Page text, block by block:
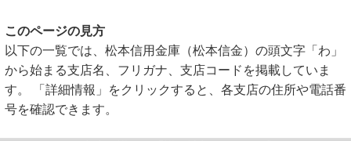
このページの見方
以下の一覧では、松本信用金庫（松本信金）の頭文字「わ」
から始まる支店名、フリガナ、支店コードを掲載していま
す。 「詳細情報」をクリックすると、各支店の住所や電話番
号を確認できます。